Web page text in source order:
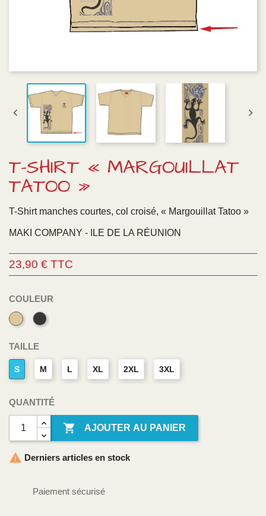
 
T-SHIRT « MARGOUILLAT
TATOO »
T-Shirt manches courtes, col croisé, « Margouillat Tatoo »
MAKI COMPANY - ILE DE LA RÉUNION
23,90 € TTC
COULEUR
Sable
Gris
TAILLE
S M L XL 2XL 3XL
QUANTITÉ
 AJOUTER AU PANIER
 Derniers articles en stock
Paiement sécurisé